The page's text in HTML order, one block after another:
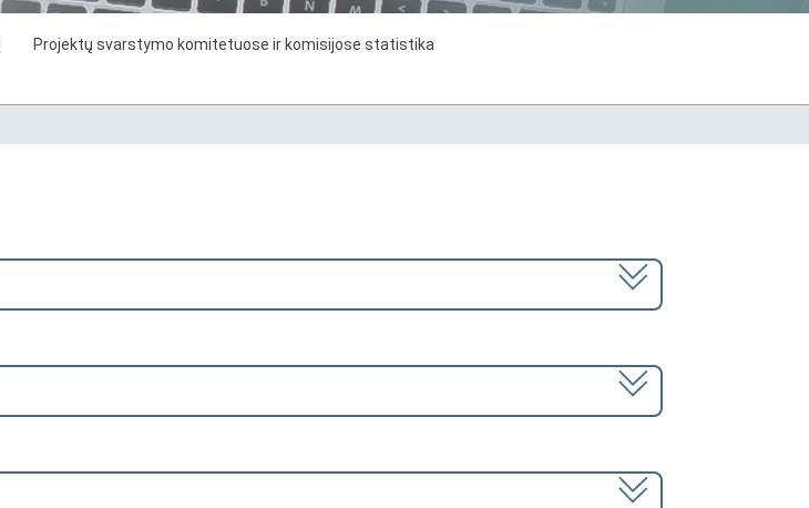
Projektų svarstymo komitetuose ir komisijose statistika